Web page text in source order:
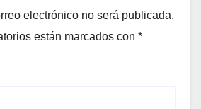
electrónico no será publicada.
están marcados con *